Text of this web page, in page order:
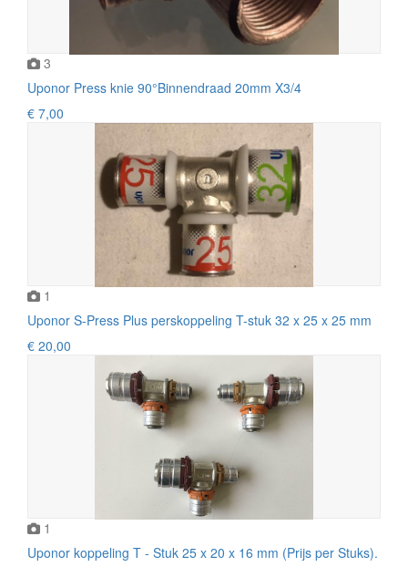
3
Uponor Press knie 90°Binnendraad 20mm X3/4
€ 7,00
1
Uponor S-Press Plus perskoppeling T-stuk 32 x 25 x 25 mm
€ 20,00
1
Uponor koppeling T - Stuk 25 x 20 x 16 mm (Prijs per Stuks).